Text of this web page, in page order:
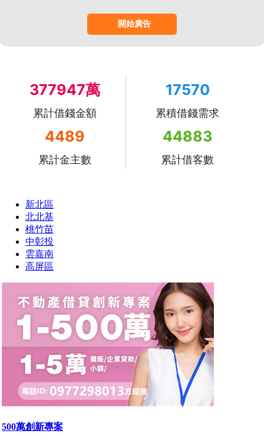
開始廣告
377947萬
累計借錢金額
17570
累積借錢需求
4489
累計金主數
44883
累計借客數